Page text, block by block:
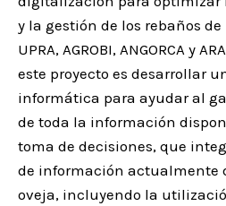
y la gestión de los rebaños
UPRA, AGROBI, ANGORCA y
este proyecto es desarrollar
informática para ayudar al
de toda la información
toma de decisiones, que
de información actualmente
oveja, incluyendo la